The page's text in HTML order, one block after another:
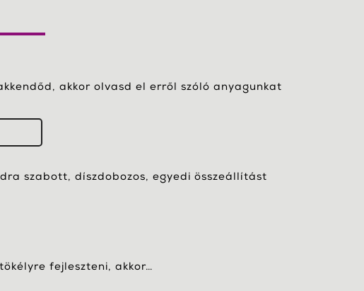
akkor olvasd el erről szóló anyagunkat
szabott, díszdobozos, egyedi összeállítást
fejleszteni, akkor…